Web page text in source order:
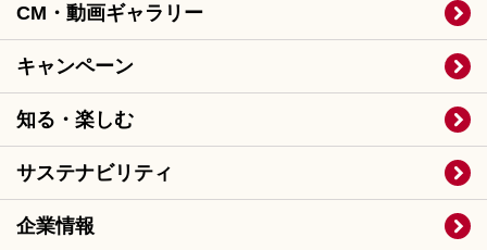
CM・動画ギャラリー
キャンペーン
知る・楽しむ
サステナビリティ
企業情報